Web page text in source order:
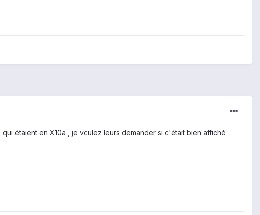
étaient en X10a , je voulez leurs demander si c'était bien affiché